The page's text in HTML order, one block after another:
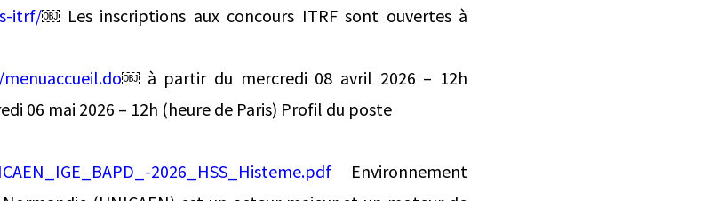
itrf/￼ Les inscriptions aux concours ITRF sont ouvertes à
￼ à partir du mercredi 08 avril 2026 – 12h
06 mai 2026 – 12h (heure de Paris) Profil du poste
2026_HSS_Histeme.pdf Environnement